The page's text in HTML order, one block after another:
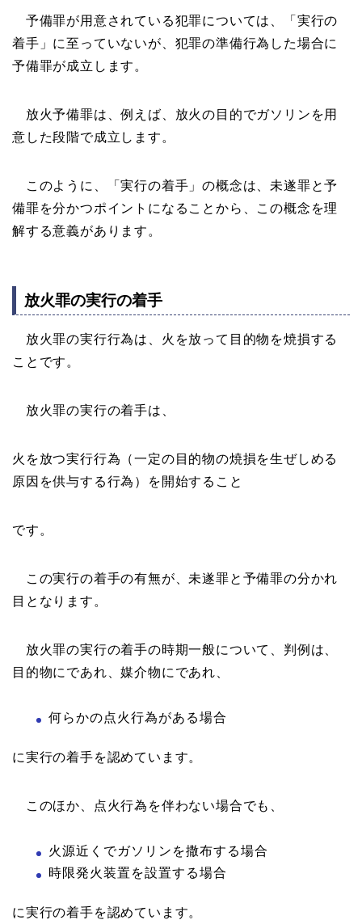
予備罪が用意されている犯罪については、「実行の
着手」に至っていないが、犯罪の準備行為した場合に
予備罪が成立します。
放火予備罪は、例えば、放火の目的でガソリンを用
意した段階で成立します。
このように、「実行の着手」の概念は、未遂罪と予
備罪を分かつポイントになることから、この概念を理
解する意義があります。
放火罪の実行の着手
放火罪の実行行為は、火を放って目的物を焼損する
ことです。
放火罪の実行の着手は、
火を放つ実行行為（一定の目的物の焼損を生ぜしめる
原因を供与する行為）を開始すること
です。
この実行の着手の有無が、未遂罪と予備罪の分かれ
目となります。
放火罪の実行の着手の時期一般について、判例は、
目的物にであれ、媒介物にであれ、
何らかの点火行為がある場合
に実行の着手を認めています。
このほか、点火行為を伴わない場合でも、
火源近くでガソリンを撒布する場合
時限発火装置を設置する場合
に実行の着手を認めています。